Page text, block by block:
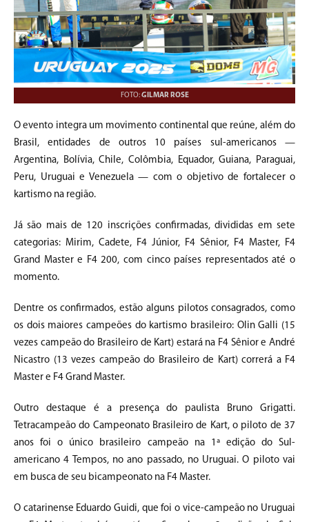
FOTO:GILMAR ROSE
O evento integra um movimento continental que reúne, além do
Brasil, entidades de outros 10 países sul-americanos —
Argentina, Bolívia, Chile, Colômbia, Equador, Guiana, Paraguai,
Peru, Uruguai e Venezuela — com o objetivo de fortalecer o
kartismo na região.
Já são mais de 120 inscrições confirmadas, divididas em sete
categorias: Mirim, Cadete, F4 Júnior, F4 Sênior, F4 Master, F4
Grand Master e F4 200, com cinco países representados até o
momento.
Dentre os confirmados, estão alguns pilotos consagrados, como
os dois maiores campeões do kartismo brasileiro: Olin Galli (15
vezes campeão do Brasileiro de Kart) estará na F4 Sênior e André
Nicastro (13 vezes campeão do Brasileiro de Kart) correrá a F4
Master e F4 Grand Master.
Outro destaque é a presença do paulista Bruno Grigatti.
Tetracampeão do Campeonato Brasileiro de Kart, o piloto de 37
anos foi o único brasileiro campeão na 1ª edição do Sul-
americano 4 Tempos, no ano passado, no Uruguai. O piloto vai
em busca de seu bicampeonato na F4 Master.
O catarinense Eduardo Guidi, que foi o vice-campeão no Uruguai